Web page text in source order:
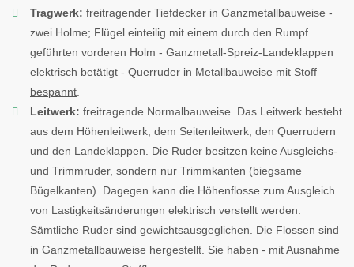
Tragwerk: freitragender Tiefdecker in Ganzmetallbauweise -
zwei Holme; Flügel einteilig mit einem durch den Rumpf
geführten vorderen Holm - Ganzmetall-Spreiz-Landeklappen
elektrisch betätigt - Querruder in Metallbauweise mit Stoff
bespannt
Leitwerk: freitragende Normalbauweise. Das Leitwerk besteht
aus dem Höhenleitwerk, dem Seitenleitwerk, den Querrudern
und den Landeklappen. Die Ruder besitzen keine Ausgleichs-
und Trimmruder, sondern nur Trimmkanten (biegsame
Bügelkanten). Dagegen kann die Höhenflosse zum Ausgleich
von Lastigkeitsänderungen elektrisch verstellt werden.
Sämtliche Ruder sind gewichtsausgeglichen. Die Flossen sind
in Ganzmetallbauweise hergestellt. Sie haben - mit Ausnahme